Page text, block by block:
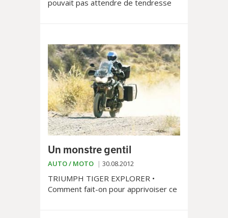
pouvait pas attendre de tendresse
Un monstre gentil
AUTO / MOTO 30.08.2012
TRIUMPH TIGER EXPLORER •
Comment fait-on pour apprivoiser ce